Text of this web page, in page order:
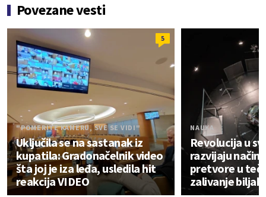
Povezane vesti
5
"POMERITE KAMERU, SVE SE VIDI"
Uključila se na sastanak iz
kupatila: Gradonačelnik video
šta joj je iza leđa, usledila hit
reakcija VIDEO
NAUKA
Revolucija u
razvijaju način
pretvore u
zalivanje